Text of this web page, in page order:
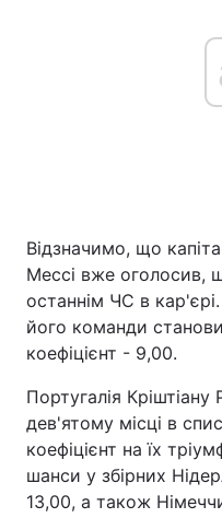
Відзначимо, що
Мессі вже оголосив,
останнім ЧС в
його команди
коефіцієнт - 9,00.
Португалія
дев'ятому місці в
коефіцієнт на їх
шанси у збірних
13,00, а також